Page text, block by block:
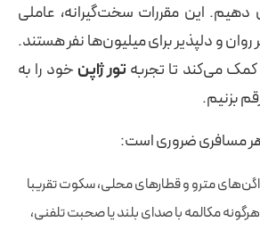
دهیم. این مقررات سخت‌گیرانه، عاملی
و دلپذیر برای میلیون‌ها نفر هستند.
کمک می‌کند تا تجربه تور ژاپن خود را به
بزنیم.
هر مسافری ضروری است:
مترو و قطارهای محلی، سکوت تقریبا
مکالمه با صدای بلند یا صحبت تلفنی،